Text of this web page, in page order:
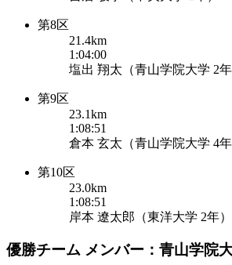
第8区
21.4km
1:04:00
塩出 翔太（青山学院大学 2年
第9区
23.1km
1:08:51
倉本 玄太（青山学院大学 4年
第10区
23.0km
1:08:51
岸本 遼太郎（東洋大学 2年）
優勝チーム メンバー：青山学院